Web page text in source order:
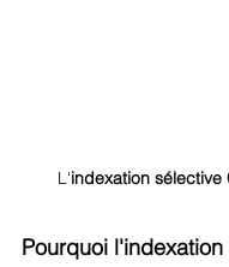
L'indexation sélective
Pourquoi